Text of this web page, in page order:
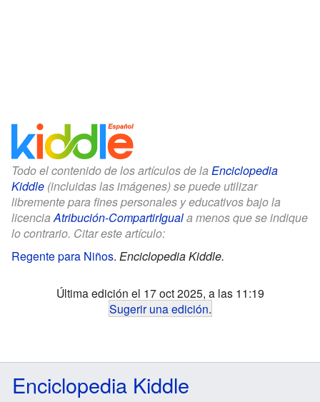
Todo el contenido de los artículos de la Enciclopedia
Kiddle (incluidas las imágenes) se puede utilizar
libremente para fines personales y educativos bajo la
licenciaAtribución-CompartirIguala menos que se indique
lo contrario. Citar este artículo:
Regente para Niños. Enciclopedia Kiddle.
Última edición el 17 oct 2025, a las 11:19
Sugerir una edición.
Enciclopedia Kiddle